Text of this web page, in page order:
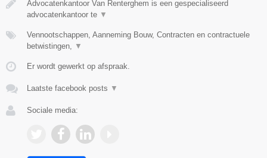
Advocatenkantoor Van Renterghem is een gespecialiseerd
advocatenkantoor te ▼
Vennootschappen, Aanneming Bouw, Contracten en contractuele
betwistingen, ▼
Er wordt gewerkt op afspraak.
Laatste facebook posts ▼
Sociale media: